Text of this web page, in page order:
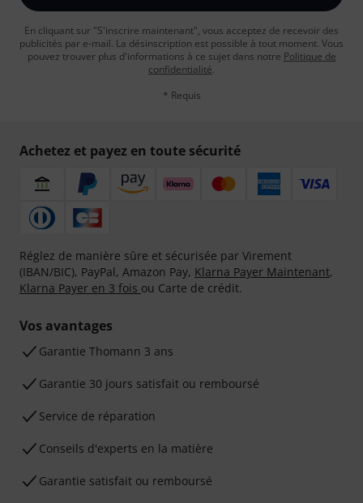
En cliquant sur "S'inscrire maintenant", vous acceptez de recevoir des
publicités par e-mail. La désinscription est possible à tout moment. Vous
pouvez trouver plus d'informations à ce sujet dans notre Politique de
confidentialité.
* Requis
Achetez et payez en toute sécurité
Réglez de manière sûre et sécurisée par Virement
(IBAN/BIC), PayPal, Amazon Pay, Klarna Payer Maintenant,
Klarna Payer en 3 fois ou Carte de crédit.
Vos avantages
Ga­ran­tie Thomann 3 ans
Garantie 30 jours satisfait ou remboursé
Service de réparation
Conseils d'experts en la matière
Garantie satisfait ou remboursé